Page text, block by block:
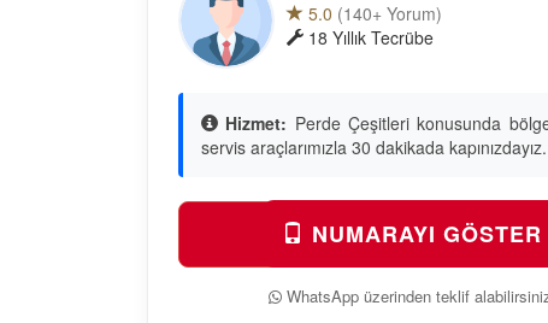
5.0 (140+ Yorum)
18 Yıllık Tecrübe
Hizmet: Perde Çeşitleri konusunda
servis araçlarımızla 30 dakikada kapınızdayız.
NUMARAYI GÖSTER
WhatsApp üzerinden teklif